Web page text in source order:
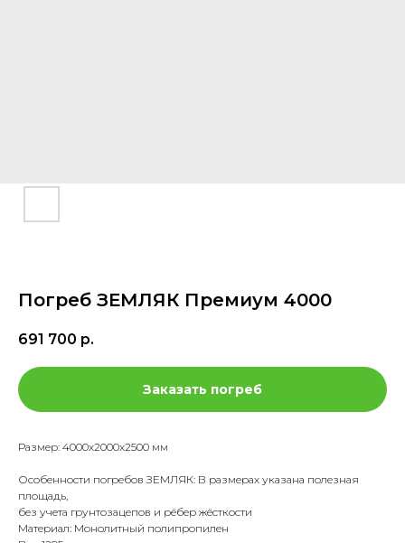
Погреб ЗЕМЛЯК Премиум 4000
691 700 р.
Заказать погреб
Размер: 4000х2000х2500 мм
Особенности погребов ЗЕМЛЯК: В размерах указана полезная
площадь,
без учета грунтозацепов и рёбер жёсткости
Материал: Монолитный полипропилен